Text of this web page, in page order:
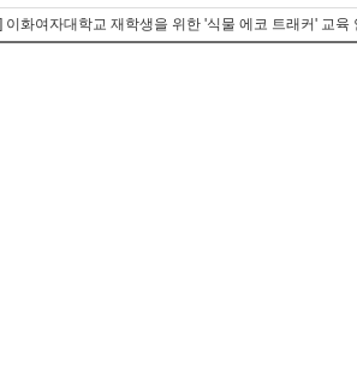
이화여자대학교 재학생을 위한 '식물 에코 트래커' 교육